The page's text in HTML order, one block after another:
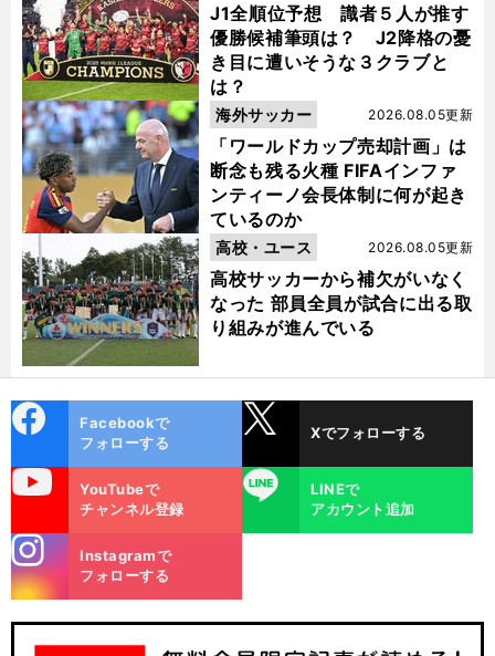
J1全順位予想 識者５人が推す
優勝候補筆頭は？ J2降格の憂
き目に遭いそうな３クラブと
は？
「ワールドカップ売却計画」は
断念も残る火種 FIFAインファ
ンティーノ会長体制に何が起き
ているのか
2026.08.05更新
海外サッカー
高校サッカーから補欠がいなく
なった 部員全員が試合に出る取
り組みが進んでいる
2026.08.05更新
高校・ユース
ok
Facebookで
フォローする
Xでフォローする
YouTubeで
チャンネル登録
LINE
LINEで
アカウント追加
m
Instagramで
フォローする